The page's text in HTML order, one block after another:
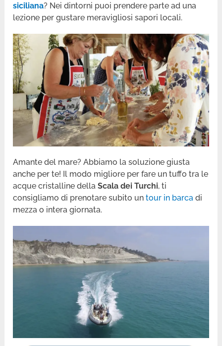
siciliana? Nei dintorni puoi prendere parte ad una
lezione per gustare meravigliosi sapori locali.
Amante del mare? Abbiamo la soluzione giusta
anche per te! Il modo migliore per fare un tuffo tra le
acque cristalline dellaScala dei Turchi, ti
consigliamo di prenotare subito untour in barca di
mezza o intera giornata.